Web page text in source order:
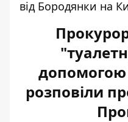
від Бородянки на
допомогою
розповіли